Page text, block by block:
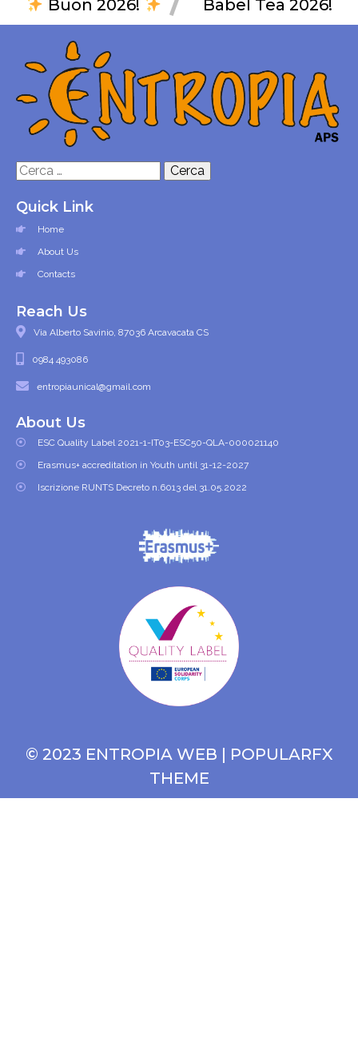
Buon 2026!
Babel Tea 2026!
Ricerca
Quick Link
Home
About Us
Contacts
Reach Us
Via Alberto Savinio, 87036 Arcavacata CS
0984 493086
entropiaunical@gmail.com
About Us
ESC Quality Label 2021-1-IT03-ESC50-QLA-000021140
Erasmus+ accreditation in Youth until 31-12-2027
Iscrizione RUNTS Decreto n.6013 del 31.05.2022
© 2023 ENTROPIA WEB | POPULARFX
THEME